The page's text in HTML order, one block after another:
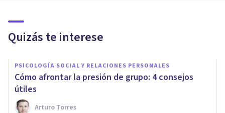
Quizás te interese
PSICOLOGÍA SOCIAL Y RELACIONES PERSONALES
Cómo afrontar la presión de grupo: 4 consejos
útiles
Arturo Torres